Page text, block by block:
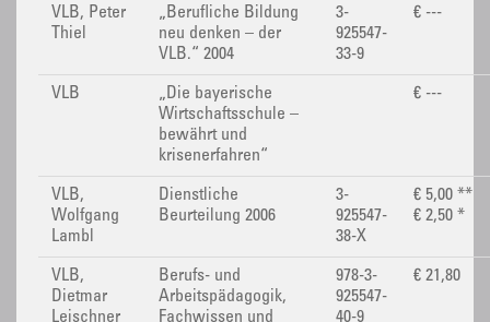
VLB, Peter
Thiel
„Berufliche Bildung
neu denken – der
VLB.“ 2004
3-
925547-
33-9
€ ---
VLB
„Die bayerische
Wirtschaftsschule –
bewährt und
krisenerfahren“
€ ---
VLB,
Wolfgang
Lambl
Dienstliche
Beurteilung 2006
3-
925547-
38-X
€ 5,00 **
€ 2,50 *
VLB,
Dietmar
Leischner
Berufs- und
Arbeitspädagogik,
Fachwissen und
978-3-
925547-
40-9
€ 21,80